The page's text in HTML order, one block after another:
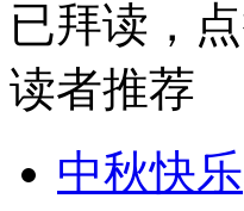
已拜读，
读者推荐
中秋快乐